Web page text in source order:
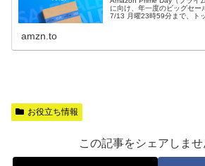
に向け、年一度のビッグセ
7/13 月曜23時59分まで、ト
amzn.to
お役立ち情報
この記事をシェアしませ